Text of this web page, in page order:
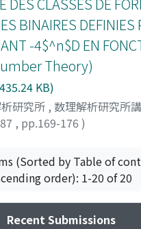
BINAIRES DEFINIES
-4$^n$D EN
Theory)
KB)
研究所 , 数理解析研究所
, pp.169-176 )
(Sorted by Table of
order): 1-20 of 20
Recent Submissions